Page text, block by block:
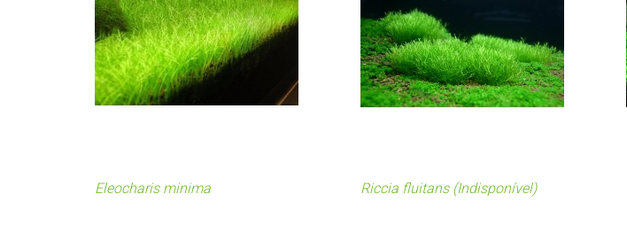
Eleocharis minima Riccia fluitans (Indisponível)